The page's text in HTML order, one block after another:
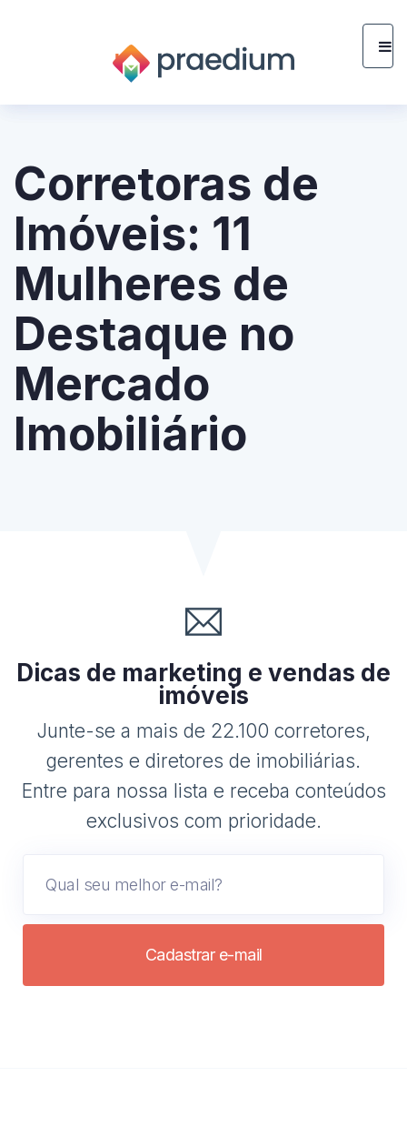
Corretoras de
Imóveis: 11
Mulheres de
Destaque no
Mercado
Imobiliário
Dicas de marketing e vendas de
imóveis
Junte-se a mais de 22.100 corretores,
gerentes e diretores de imobiliárias.
Entre para nossa lista e receba conteúdos
exclusivos com prioridade.
Cadastrar e-mail